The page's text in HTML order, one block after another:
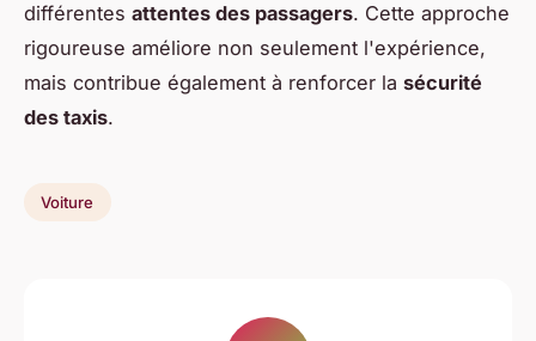
différentes attentes des passagers. Cette approche
rigoureuse améliore non seulement l'expérience,
mais contribue également à renforcer la sécurité
des taxis.
Voiture